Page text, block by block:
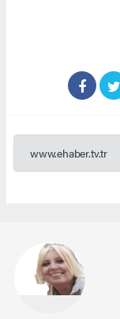
www.ehaber.tv.tr